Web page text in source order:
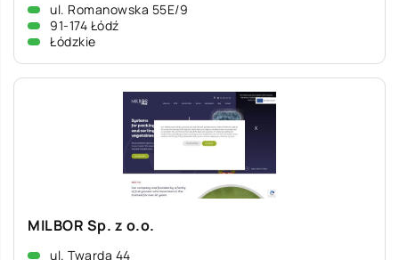
ul. Romanowska 55E/9
91-174 Łódź
Łódzkie
MILBOR Sp. z o.o.
ul. Twarda 44